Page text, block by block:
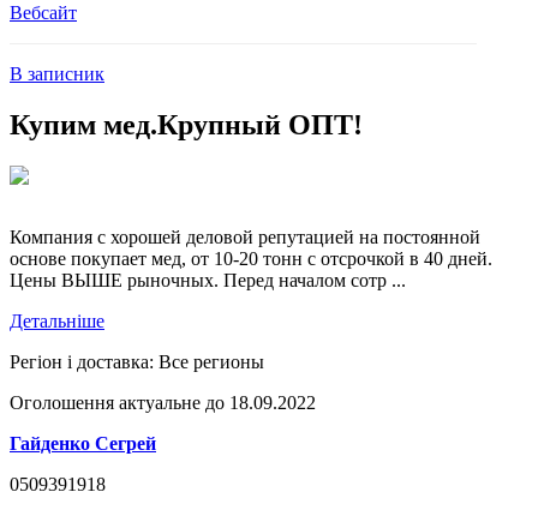
Вебсайт
В записник
Купим мед.Крупный ОПТ!
Компания с хорошей деловой репутацией на постоянной
основе покупает мед, от 10-20 тонн с отсрочкой в 40 дней.
Цены ВЫШЕ рыночных. Перед началом сотр ...
Детальніше
Регіон і доставка: Все регионы
Оголошення актуальне до 18.09.2022
Гайденко Сегрей
0509391918